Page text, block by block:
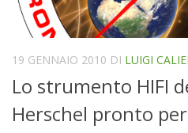
19 GENNAIO 2010 DI LUIGI
Lo strumento HIFI
Herschel pronto